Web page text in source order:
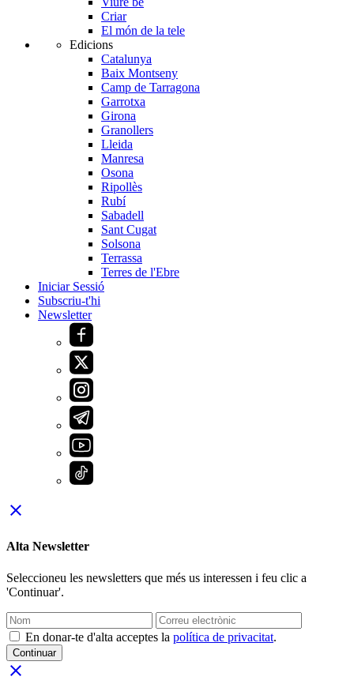
Criar
El món de la tele
Edicions
Catalunya
Baix Montseny
Camp de Tarragona
Garrotxa
Girona
Granollers
Lleida
Manresa
Osona
Ripollès
Rubí
Sabadell
Sant Cugat
Solsona
Terrassa
Terres de l'Ebre
Iniciar Sessió
Subscriu-t'hi
Newsletter
close
Alta Newsletter
Seleccioneu les newsletters que més us interessen i feu clic a
'Continuar'.
En donar-te d'alta acceptes la política de privacitat.
Continuar
close